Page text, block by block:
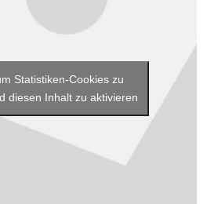
Statistiken-Cookies zu
diesen Inhalt zu aktivieren